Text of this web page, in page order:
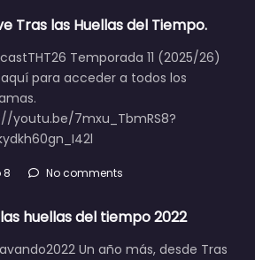
Tras las Huellas del Tiempo.
Temporada 11 (2025/26)
aquí para acceder a todos los
youtu.be/7mxu_TbmRS8?
8 No comments
huellas del tiempo 2022
Un año más, desde Tras